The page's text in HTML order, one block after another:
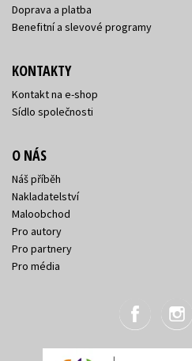
Doprava a platba
Benefitní a slevové programy
KONTAKTY
Kontakt na e-shop
Sídlo společnosti
O NÁS
Náš příběh
Nakladatelství
Maloobchod
Pro autory
Pro partnery
Pro média